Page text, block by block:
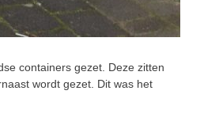
containers gezet. Deze zitten
wordt gezet. Dit was het